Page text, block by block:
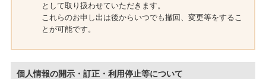
として取り扱わせていただきます。
これらのお申し出は後からいつでも撤回、変更等をするこ
とが可能です。
個人情報の開示・訂正・利用停止等について